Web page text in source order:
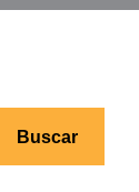
Buscar